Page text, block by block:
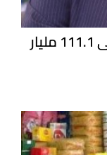
التمويل العقاري في مصر يقفز إلى 111.1 مليار